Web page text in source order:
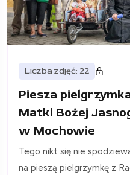
Liczba zdjęć: 22
Piesza
Matki Bożej
w Mochowie
Tego nikt się nie
na pieszą pielgrzymkę z